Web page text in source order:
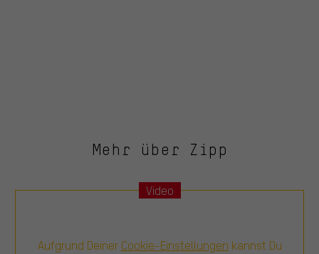
Mehr über Zipp
Video
Aufgrund Deiner Cookie-Einstellungen kannst Du